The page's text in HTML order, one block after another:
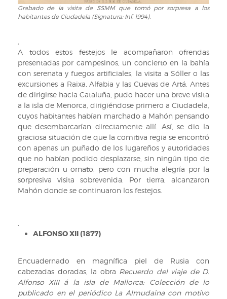
de
Su
la
Reina
por
D.
Antonio
Flores.
(Signatura
INF
1994).
Grabado
de
de
SSMM
que
tomó
por
sorpresa
a
los
habitantes
de
Ciudadela
(Signatura:
Inf.
1994).
Grabado de la visita de SSMM que tomó por sorpresa a los
habitantes de Ciudadela (Signatura: Inf. 1994).
A todos estos festejos le acompañaron ofrendas
presentadas por campesinos, un concierto en la bahía
con serenata y fuegos artificiales, la visita a Sóller o las
excursiones a Raixa, Alfabia y las Cuevas de Artá. Antes
de dirigirse hacia Cataluña, pudo hacer una breve visita
a la isla de Menorca, dirigiéndose primero a Ciudadela,
cuyos habitantes habían marchado a Mahón pensando
que desembarcarían directamente allí. Así, se dio la
graciosa situación de que la comitiva regia se encontró
con apenas un puñado de los lugareños y autoridades
que no habían podido desplazarse, sin ningún tipo de
preparación u ornato, pero con mucha alegría por la
sorpresiva visita sobrevenida. Por tierra, alcanzaron
Mahón donde se continuaron los festejos.
ALFONSO XII (1877)
Encuadernado en magnífica piel de Rusia con
cabezadas doradas, la obra Recuerdo del viaje de D.
Alfonso XIII á la isla de Mallorca: Colección de lo
publicado en el periódico La Almudaina con motivo